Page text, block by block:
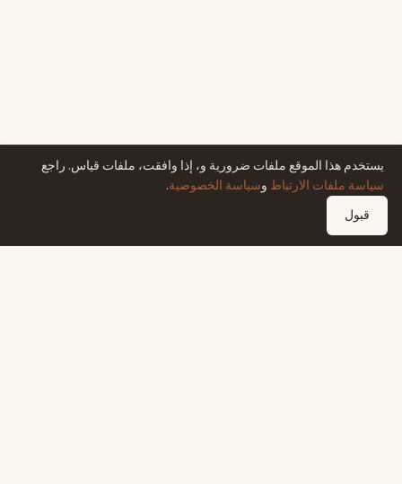
يستخدم هذا الموقع ملفات ضرورية و، إذا وافقت، ملفات قياس. راجع
سياسة ملفات الارتباط وسياسة الخصوصية.
قبول